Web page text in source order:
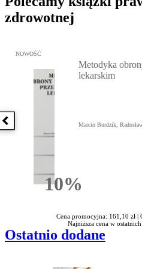
zdrowotnej
Poprzednia książka
Przejdź do: Metodyka obrony
NOWOŚĆ
10%Rabatu
Metodyka
lekarskim
Marcin Burdzik,
Cena promocyjna: 161,10 zł |
Najniższa cena w
Ostatnio dodane